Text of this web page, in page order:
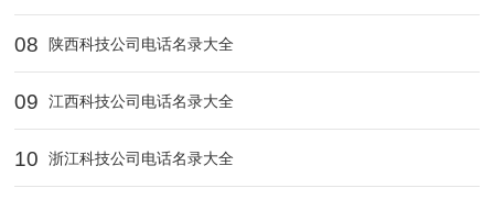
08 陕西科技公司电话名录大全
09 江西科技公司电话名录大全
10 浙江科技公司电话名录大全